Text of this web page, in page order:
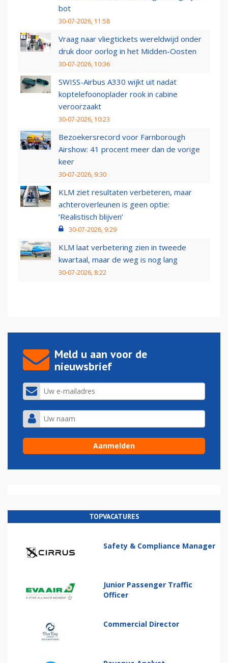
bot
30-07-2026, 11:58
Vraag naar vliegtickets wereldwijd onder
druk door oorlog in het Midden-Oosten
30-07-2026, 10:36
SWISS-Airbus A330 wijkt uit nadat
koptelefoonoplader rook in cabine
veroorzaakt
30-07-2026, 10:23
Bezoekersrecord voor Farnborough
Airshow: 41 procent meer dan de vorige
keer
30-07-2026, 9:30
KLM ziet resultaten verbeteren, maar
achteroverleunen is geen optie:
‘Realistisch blijven’
30-07-2026, 9:29
KLM laat verbetering zien in tweede
kwartaal, maar de weg is nog lang
30-07-2026, 8:22
Meld u aan voor de
nieuwsbrief
TOPVACATURES
Safety & Compliance Manager
Junior Passenger Traffic
Officer
Commercial Director